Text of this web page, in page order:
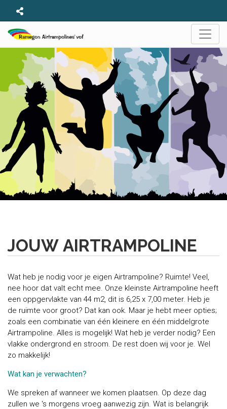
JOUW AIRTRAMPOLINE
Wat heb je nodig voor je eigen Airtrampoline? Ruimte! Veel,
nee hoor dat valt echt mee. Onze kleinste Airtrampoline heeft
een oppgervlakte van 44 m2, dit is 6,25 x 7,00 meter. Heb je
de ruimte voor groot? Dat kan ook. Maar je hebt meer opties;
zoals een combinatie van één kleinere en één middelgrote
Airtrampoline. Alles is mogelijk! Wat heb je verder nodig? Een
vlakke ondergrond en stroom. De rest doen wij voor je. Wel
zo makkelijk!
Wat kan je verwachten?
We spreken af wanneer we komen plaatsen. Op deze dag
zullen we 's morgens vroeg aanwezig zijn. Wat is belangrijk